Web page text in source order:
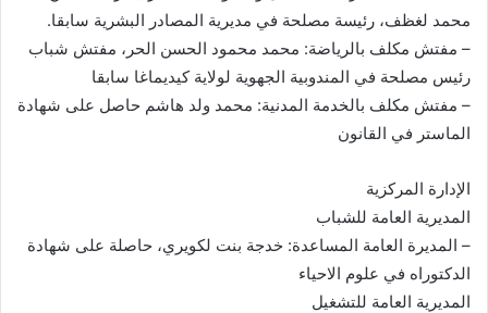
محمد لغظف، رئيسة مصلحة في مديرية المصادر البشرية سابقا.
– مفتش مكلف بالرياضة: محمد محمود الحسن الحر، مفتش شباب
رئيس مصلحة في المندوبية الجهوية لولاية كيديماغا سابقا
– مفتش مكلف بالخدمة المدنية: محمد ولد هاشم حاصل على شهادة
الماستر في القانون
الإدارة المركزية
المديرية العامة للشباب
– المديرة العامة المساعدة: خدجة بنت لكويري، حاصلة على شهادة
الدكتوراه في علوم الاحياء
المديرية العامة للتشغيل